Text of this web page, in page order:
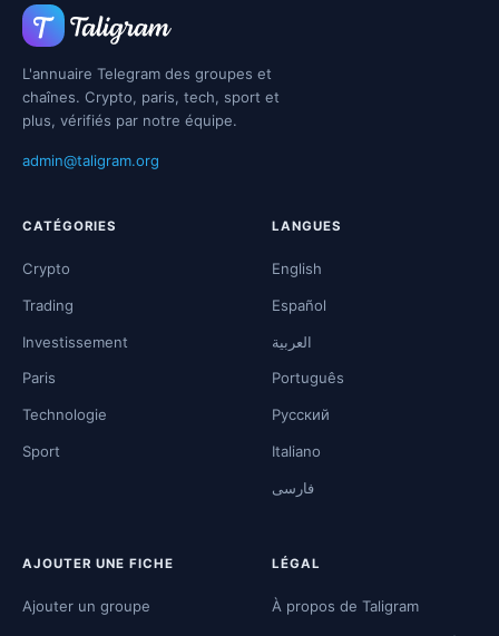
L'annuaire Telegram des groupes et
chaînes. Crypto, paris, tech, sport et
plus, vérifiés par notre équipe.
admin@taligram.org
CATÉGORIES
Crypto
Trading
Investissement
Paris
Technologie
Sport
LANGUES
English
Español
العربية
Português
Русский
Italiano
فارسی
AJOUTER UNE FICHE
Ajouter un groupe
LÉGAL
À propos de Taligram